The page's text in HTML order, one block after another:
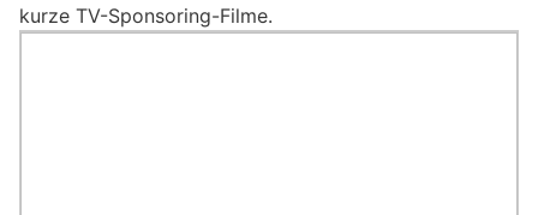
kurze TV-Sponsoring-Filme.